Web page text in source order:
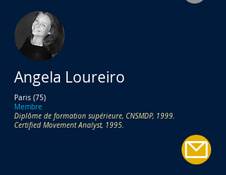
Angela Loureiro
Paris (75)
Membre
Diplôme de formation supérieure, CNSMDP, 1999.
Certified Movement Analyst, 1995.